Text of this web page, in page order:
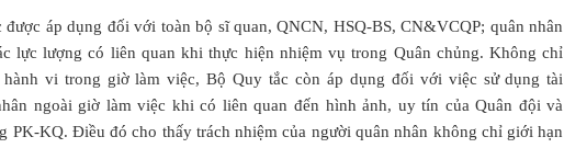
được áp dụng đối với toàn bộ sĩ quan, QNCN, HSQ-BS, CN&VCQP; quân nhân
lực lượng có liên quan khi thực hiện nhiệm vụ trong Quân chủng. Không chỉ
hành vi trong giờ làm việc, Bộ Quy tắc còn áp dụng đối với việc sử dụng tài
ngoài giờ làm việc khi có liên quan đến hình ảnh, uy tín của Quân đội và
PK-KQ. Điều đó cho thấy trách nhiệm của người quân nhân không chỉ giới hạn